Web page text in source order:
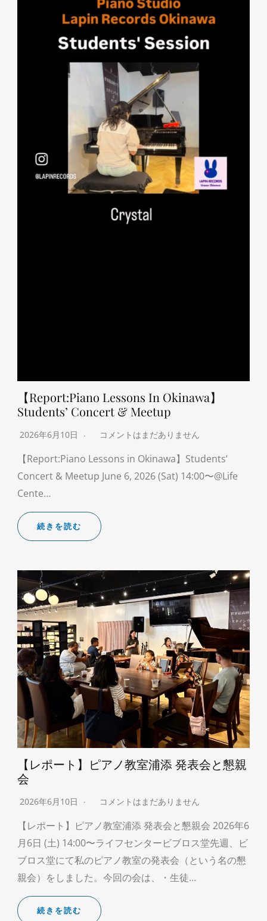
【Report:Piano Lessons In Okinawa】
Students’ Concert & Meetup
2026年6月10日 コメントはまだありません
【Report:Piano Lessons in Okinawa】Students’
Concert & Meetup June 6, 2026 (Sat) 14:00〜@Life
Cente…
続きを読む
【レポート】ピアノ教室浦添 発表会と懇親
会
2026年6月10日 コメントはまだありません
【レポート】ピアノ教室浦添 発表会と懇親会 2026年6
月6日 (土) 14:00〜ライフセンタービブロス堂先週、ビ
ブロス堂にて私のピアノ教室の発表会（という名の懇
親会）をしました。今回の会は、・生徒…
続きを読む